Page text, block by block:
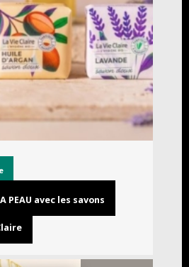
PEAU avec les savons